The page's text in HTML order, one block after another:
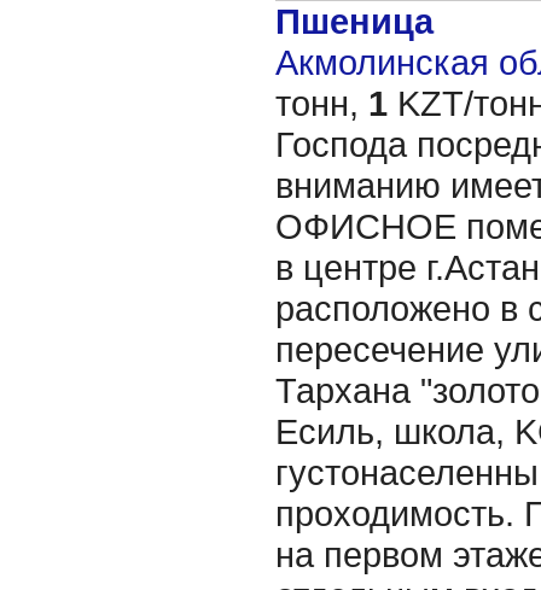
Пшеница
Акмолинская
тонн, 1 KZT/
Господа
вниманию
ОФИСНОЕ
в центре
расположено в
пересечение
Тархана
Есиль, школа,
проходимость.
на первом